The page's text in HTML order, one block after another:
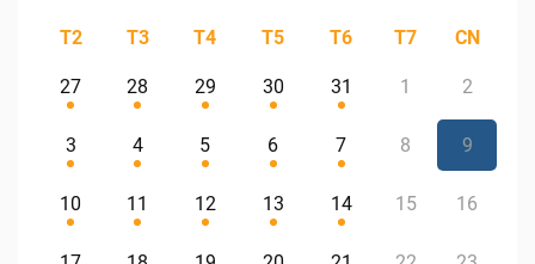
T2 T3 T4 T5 T6 T7 CN
27 28 29 30 31 1 2
3 4 5 6 7 8 9
10 11 12 13 14 15 16